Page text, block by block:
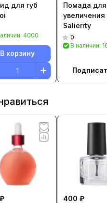
для губ
4000
В корзину
Помада для
увеличения
Salierrty
0
В наличии:
400 ₽